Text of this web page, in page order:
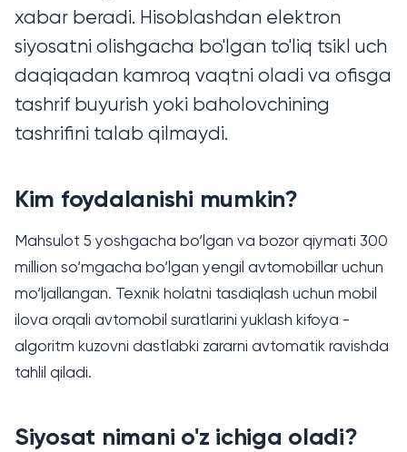
Zararni qoplash
Aloqa
О нас
Акционерам
xabar beradi. Hisoblashdan elektron
siyosatni olishgacha bo'lgan to'liq tsikl uch
daqiqadan kamroq vaqtni oladi va ofisga
tashrif buyurish yoki baholovchining
tashrifini talab qilmaydi.
Kim foydalanishi mumkin?
Mahsulot 5 yoshgacha bo‘lgan va bozor qiymati 300
million so‘mgacha bo‘lgan yengil avtomobillar uchun
mo‘ljallangan. Texnik holatni tasdiqlash uchun mobil
ilova orqali avtomobil suratlarini yuklash kifoya -
algoritm kuzovni dastlabki zararni avtomatik ravishda
tahlil qiladi.
Siyosat nimani o'z ichiga oladi?